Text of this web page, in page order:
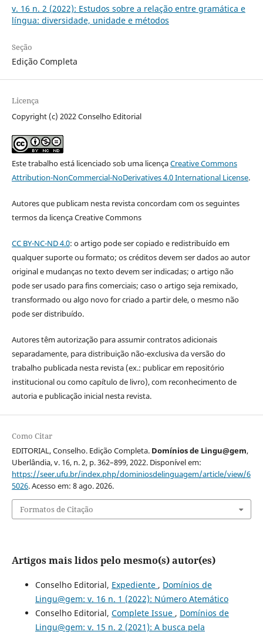
v. 16 n. 2 (2022): Estudos sobre a relação entre gramática e
língua: diversidade, unidade e métodos
Seção
Edição Completa
Licença
Copyright (c) 2022 Conselho Editorial
Este trabalho está licenciado sob uma licençaCreative Commons
Attribution-NonCommercial-NoDerivatives 4.0 International License.
Autores que publicam nesta revista concordam com os seguintes
termos da licença Creative Commons
CC BY-NC-ND 4.0: o artigo pode ser copiado e redistribuído em
qualquer suporte ou formato; os créditos devem ser dados ao autor
original e mudanças no texto devem ser indicadas; o artigo não
pode ser usado para fins comerciais; caso o artigo seja remixado,
transformado ou algo novo for criado a partir dele, o mesmo não
pode ser distribuído.
Autores têm autorização para assumir contratos adicionais
separadamente, para distribuição não-exclusiva da versão do
trabalho publicada nesta revista (ex.: publicar em repositório
institucional ou como capítulo de livro), com reconhecimento de
autoria e publicação inicial nesta revista.
Como Citar
EDITORIAL, Conselho. Edição Completa. Domínios de Lingu@gem,
Uberlândia, v. 16, n. 2, p. 362–899, 2022. Disponível em:
https://seer.ufu.br/index.php/dominiosdelinguagem/article/view/6
5026. Acesso em: 8 ago. 2026.
Formatos de Citação
Artigos mais lidos pelo mesmo(s) autor(es)
Conselho Editorial, Expediente , Domínios de
Lingu@gem: v. 16 n. 1 (2022): Número Atemático
Conselho Editorial, Complete Issue , Domínios de
Lingu@gem: v. 15 n. 2 (2021): A busca pela